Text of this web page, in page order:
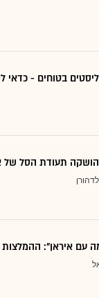
תעודת הסל של
עם איראן":